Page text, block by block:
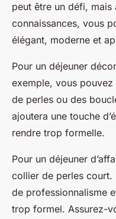
peut être un défi, mais
connaissances, vous
élégant, moderne et
Pour un déjeuner
exemple, vous
de perles ou des
ajoutera une touche
rendre trop formelle.
Pour un déjeuner
collier de perles court.
de professionnalisme
trop formel. Assurez-